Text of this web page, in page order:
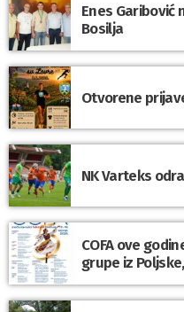
Enes Garibović
Bosilja
Otvorene
NK Varteks
COFA ove
grupe iz